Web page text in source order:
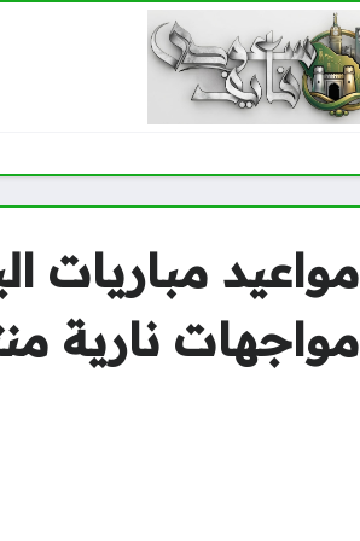
مواجهات نارية